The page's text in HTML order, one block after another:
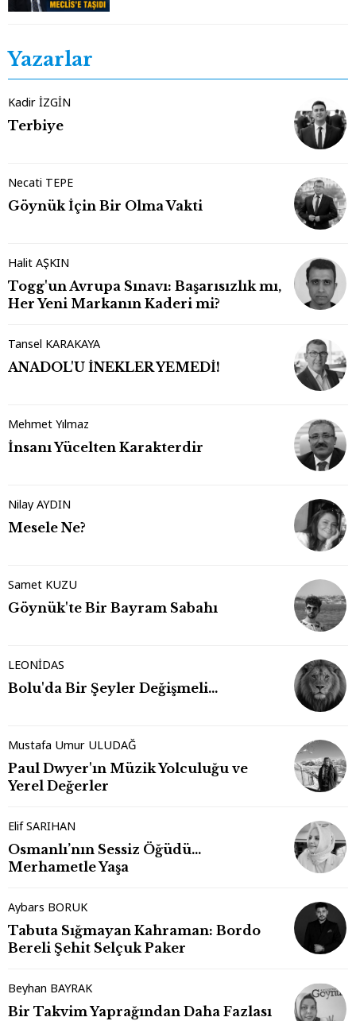
Yazarlar
Kadir İZGİN
Terbiye
Necati TEPE
Göynük İçin Bir Olma Vakti
Halit AŞKIN
Togg'un Avrupa Sınavı: Başarısızlık mı,
Her Yeni Markanın Kaderi mi?
Tansel KARAKAYA
ANADOL'U İNEKLER YEMEDİ!
Mehmet Yılmaz
İnsanı Yücelten Karakterdir
Nilay AYDIN
Mesele Ne?
Samet KUZU
Göynük'te Bir Bayram Sabahı
LEONİDAS
Bolu'da Bir Şeyler Değişmeli…
Mustafa Umur ULUDAĞ
Paul Dwyer'ın Müzik Yolculuğu ve
Yerel Değerler
Elif SARIHAN
Osmanlı’nın Sessiz Öğüdü…
Merhametle Yaşa
Aybars BORUK
Tabuta Sığmayan Kahraman: Bordo
Bereli Şehit Selçuk Paker
Beyhan BAYRAK
Bir Takvim Yaprağından Daha Fazlası